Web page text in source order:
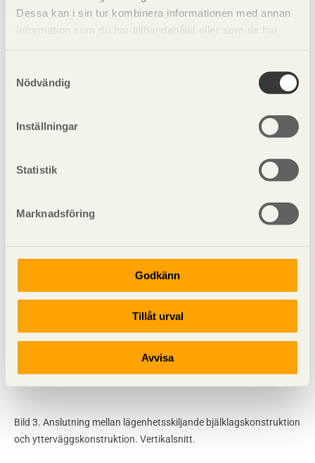
Dessa kan i sin tur kombinera informationen med annan
information som du har tillhandahållit eller som de har
Nödvändig
Inställningar
Statistik
Marknadsföring
Godkänn
Tillåt urval
Avvisa
Bild 3. Anslutning mellan lägenhetsskiljande bjälklagskonstruktion
och ytterväggskonstruktion. Vertikalsnitt.